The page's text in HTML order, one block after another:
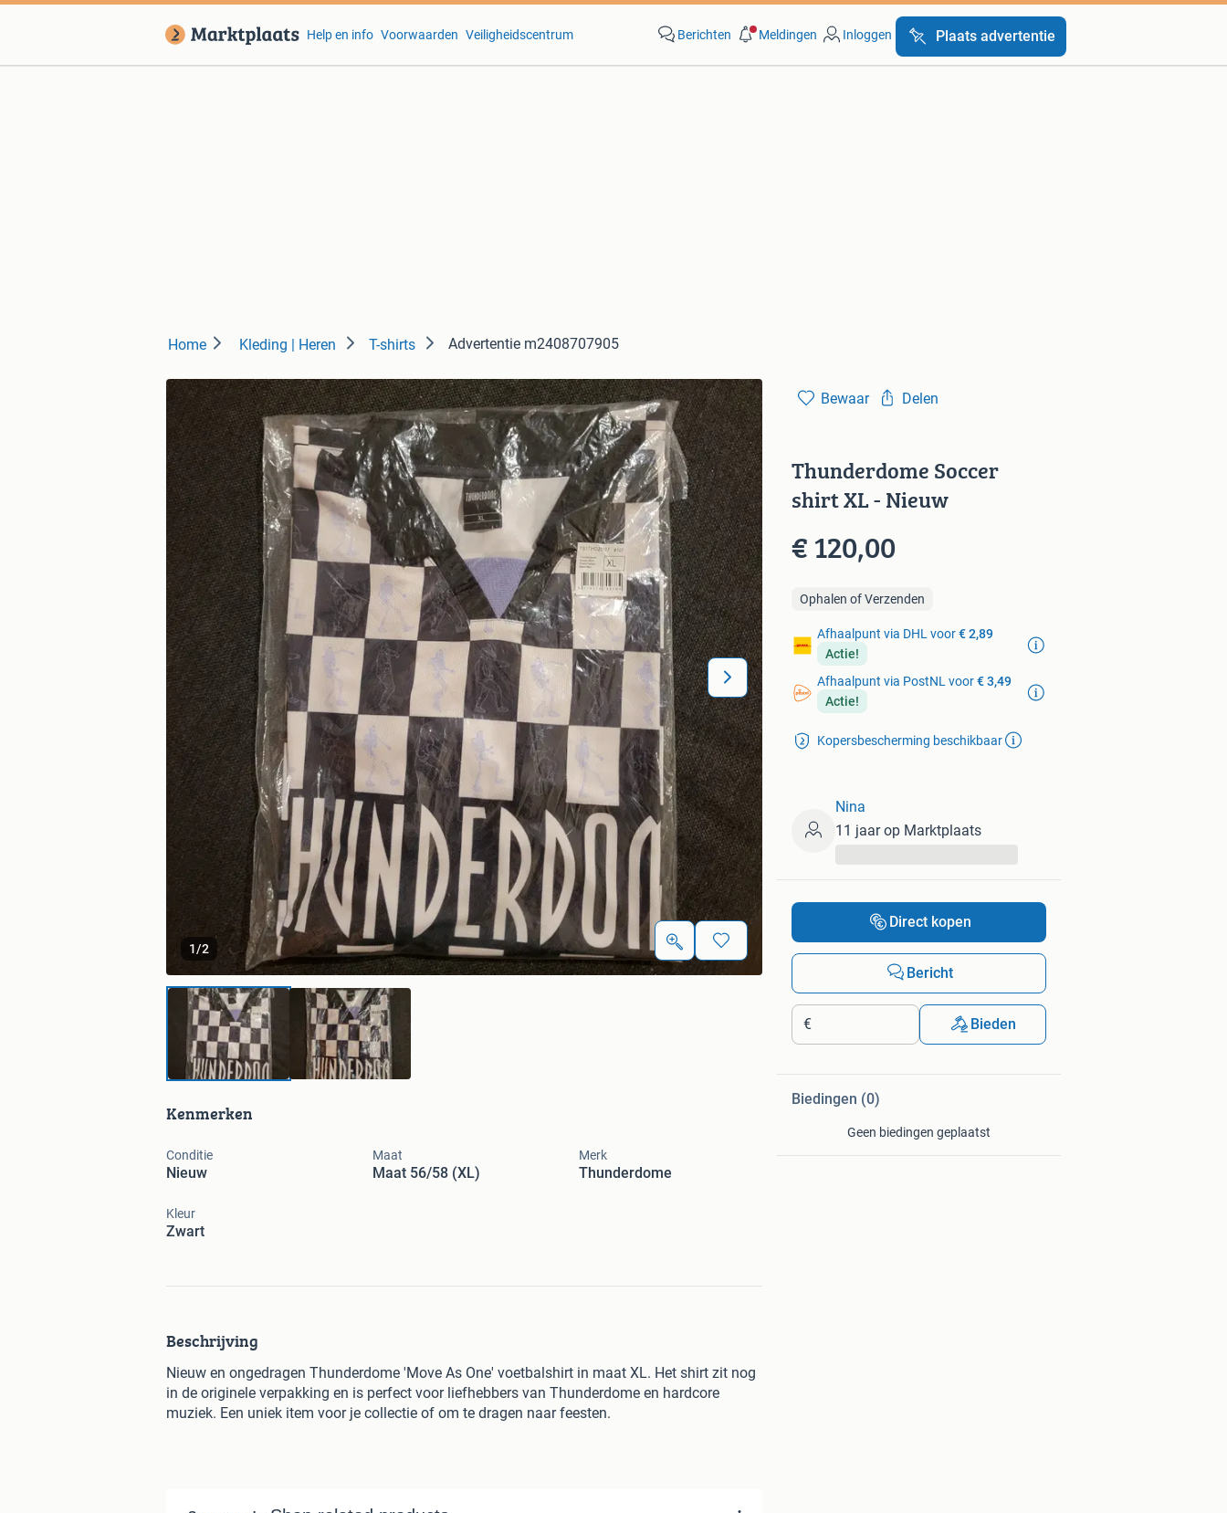
Help en info Voorwaarden Veiligheidscentrum Berichten Meldingen Inloggen Plaats advertentie
Home Kleding | Heren T-shirts Advertentie m2408707905
1/2
Kenmerken
Conditie
Nieuw
Maat
Maat 56/58 (XL)
Merk
Thunderdome
Kleur
Zwart
Beschrijving
Nieuw en ongedragen Thunderdome 'Move As One' voetbalshirt in maat XL. Het shirt zit nog
in de originele verpakking en is perfect voor liefhebbers van Thunderdome en hardcore
muziek. Een uniek item voor je collectie of om te dragen naar feesten.
Bewaar Delen
Thunderdome Soccer
shirt XL - Nieuw
€ 120,00
Ophalen of Verzenden
Afhaalpunt via DHL voor€ 2,89
Actie!
Afhaalpunt via PostNL voor€ 3,49
Actie!
Kopersbescherming beschikbaar
Nina
11 jaar op Marktplaats
Direct kopen
Bericht
€ Bieden
Biedingen (0)
Geen biedingen geplaatst